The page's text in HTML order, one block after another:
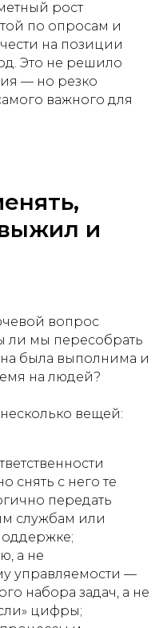
рост
по опросам и
на позиции
Это не решило
— но резко
важного для
и
вопрос
ли мы пересобрать
была выполнима и
на людей?
несколько вещей:
снять с него те
передать
службам или
а не
управляемости —
набора задач, а не
цифры;